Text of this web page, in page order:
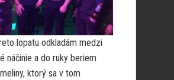
lopatu odkladám medzi
náčinie a do ruky beriem
ktorý sa v tom